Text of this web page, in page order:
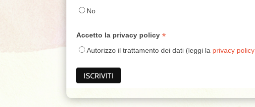
No
Accetto la privacy policy*
Autorizzo il trattamento dei dati (leggi la privacy policy